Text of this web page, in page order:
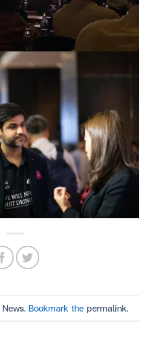
News. Bookmark the permalink.